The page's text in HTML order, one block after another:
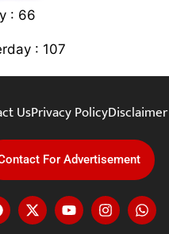
: 66
: 107
UsPrivacy PolicyDisclaimer
For Advertisement